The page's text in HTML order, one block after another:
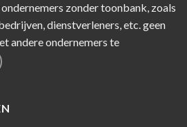
zonder toonbank, zoals
dienstverleners, etc. geen
andere ondernemers te